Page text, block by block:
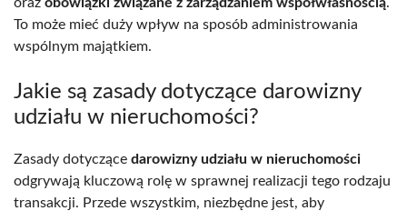
To może mieć duży wpływ na sposób administrowania
wspólnym majątkiem.
Jakie są zasady dotyczące darowizny
udziału w nieruchomości?
Zasady dotyczące darowizny udziału w nieruchomości
odgrywają kluczową rolę w sprawnej realizacji tego rodzaju
transakcji. Przede wszystkim, niezbędne jest, aby